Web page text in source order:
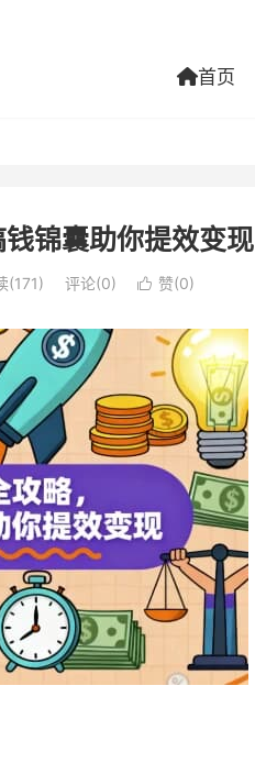
首页
锦囊助你提效变现
(171) 评论(0)  赞(0)